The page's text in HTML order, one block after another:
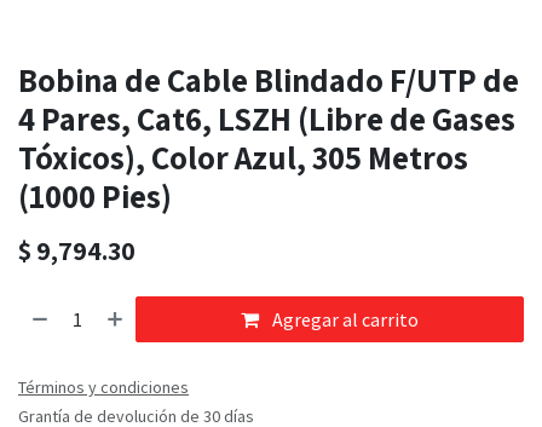
Bobina de Cable Blindado F/UTP de
4 Pares, Cat6, LSZH (Libre de Gases
Tóxicos), Color Azul, 305 Metros
(1000 Pies)
$ 9,794.30
Agregar al carrito
Términos y condiciones
Grantía de devolución de 30 días